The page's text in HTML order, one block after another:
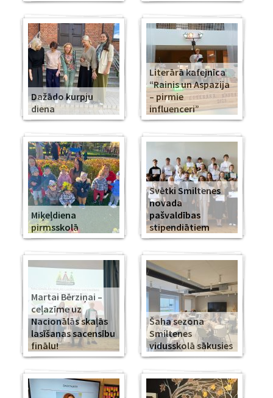
Dažādo kurpju
diena
Literārā kafejnīca
“Rainis un Aspazija
– pirmie
influenceri”
Miķeļdiena
pirmsskolā
Svētki Smiltenes
novada
pašvaldības
stipendiātiem
Martai Bērziņai –
ceļazīme uz
Nacionālās skaļās
lasīšanas sacensību
finālu!
Šaha sezona
Smiltenes
vidusskolā sākusies